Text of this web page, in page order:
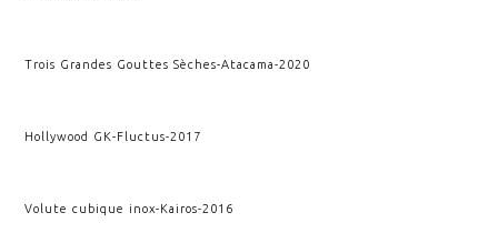
Trois Grandes Gouttes Sèches-Atacama-2020
Hollywood GK-Fluctus-2017
Volute cubique inox-Kairos-2016